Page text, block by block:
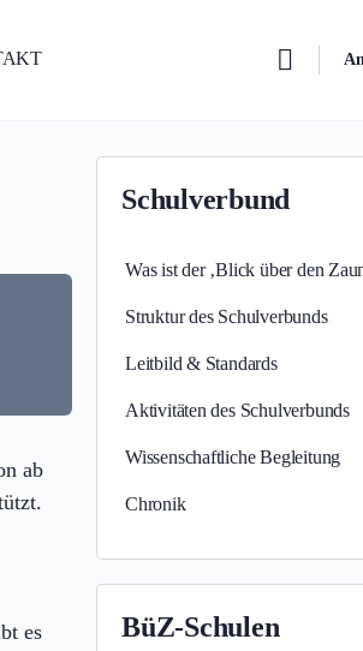
ab
es
Schulverbund
Was ist der ‚Blick über den
Struktur des Schulverbunds
Leitbild & Standards
Aktivitäten des Schulverbunds
Wissenschaftliche Begleitung
Chronik
BüZ-Schulen